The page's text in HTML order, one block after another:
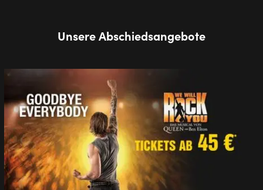
Unsere Abschiedsangebote